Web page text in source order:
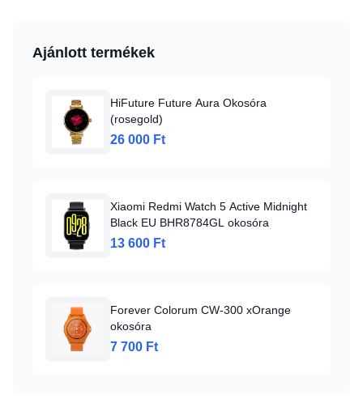
Ajánlott termékek
HiFuture Future Aura Okosóra
(rosegold)
26 000 Ft
Xiaomi Redmi Watch 5 Active Midnight
Black EU BHR8784GL okosóra
13 600 Ft
Forever Colorum CW-300 xOrange
okosóra
7 700 Ft